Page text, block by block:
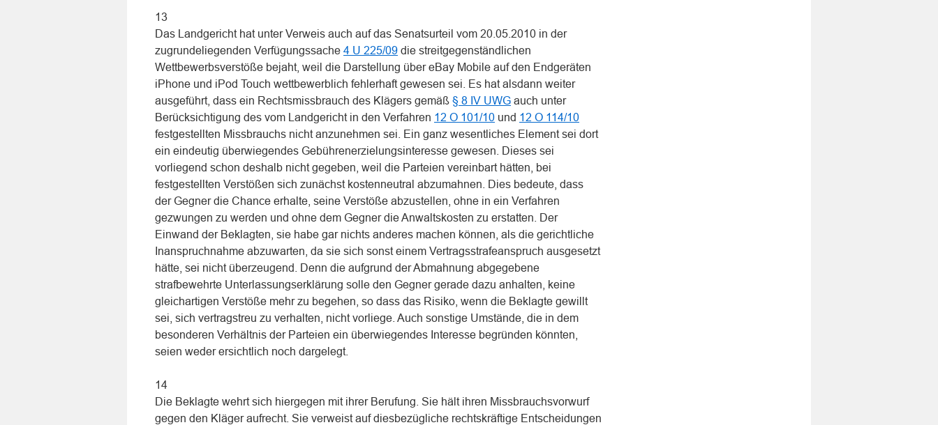
13
Das Landgericht hat unter Verweis auch auf das Senatsurteil vom 20.05.2010 in der
zugrundeliegenden Verfügungssache 4 U 225/09 die streitgegenständlichen
Wettbewerbsverstöße bejaht, weil die Darstellung über eBay Mobile auf den Endgeräten
iPhone und iPod Touch wettbewerblich fehlerhaft gewesen sei. Es hat alsdann weiter
ausgeführt, dass ein Rechtsmissbrauch des Klägers gemäß § 8 IV UWG auch unter
Berücksichtigung des vom Landgericht in den Verfahren 12 O 101/10 und 12 O 114/10
festgestellten Missbrauchs nicht anzunehmen sei. Ein ganz wesentliches Element sei dort
ein eindeutig überwiegendes Gebührenerzielungsinteresse gewesen. Dieses sei
vorliegend schon deshalb nicht gegeben, weil die Parteien vereinbart hätten, bei
festgestellten Verstößen sich zunächst kostenneutral abzumahnen. Dies bedeute, dass
der Gegner die Chance erhalte, seine Verstöße abzustellen, ohne in ein Verfahren
gezwungen zu werden und ohne dem Gegner die Anwaltskosten zu erstatten. Der
Einwand der Beklagten, sie habe gar nichts anderes machen können, als die gerichtliche
Inanspruchnahme abzuwarten, da sie sich sonst einem Vertragsstrafeanspruch ausgesetzt
hätte, sei nicht überzeugend. Denn die aufgrund der Abmahnung abgegebene
strafbewehrte Unterlassungserklärung solle den Gegner gerade dazu anhalten, keine
gleichartigen Verstöße mehr zu begehen, so dass das Risiko, wenn die Beklagte gewillt
sei, sich vertragstreu zu verhalten, nicht vorliege. Auch sonstige Umstände, die in dem
besonderen Verhältnis der Parteien ein überwiegendes Interesse begründen könnten,
seien weder ersichtlich noch dargelegt.
14
Die Beklagte wehrt sich hiergegen mit ihrer Berufung. Sie hält ihren Missbrauchsvorwurf
gegen den Kläger aufrecht. Sie verweist auf diesbezügliche rechtskräftige Entscheidungen